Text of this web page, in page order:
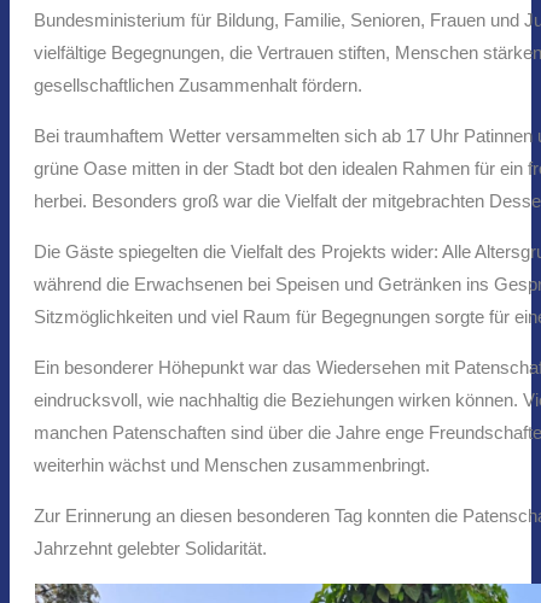
Bundesministerium für Bildung, Familie, Senioren, Frauen und
vielfältige Begegnungen, die Vertrauen stiften, Menschen
gesellschaftlichen Zusammenhalt fördern.
Bei traumhaftem Wetter versammelten sich ab 17 Uhr
grüne Oase mitten in der Stadt bot den idealen Rahmen für
herbei. Besonders groß war die Vielfalt der mitgebrachten
Die Gäste spiegelten die Vielfalt des Projekts wider: Alle
während die Erwachsenen bei Speisen und Getränken ins
Sitzmöglichkeiten und viel Raum für Begegnungen sorgte für
Ein besonderer Höhepunkt war das Wiedersehen mit
eindrucksvoll, wie nachhaltig die Beziehungen wirken können.
manchen Patenschaften sind über die Jahre enge
weiterhin wächst und Menschen zusammenbringt.
Zur Erinnerung an diesen besonderen Tag konnten die
Jahrzehnt gelebter Solidarität.